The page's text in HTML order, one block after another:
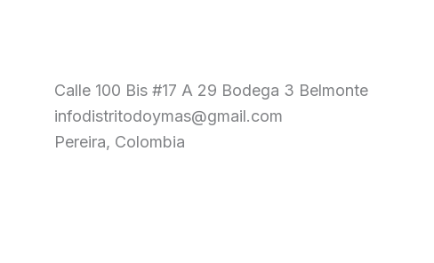
Calle 100 Bis #17 A 29 Bodega 3 Belmonte
infodistritodoymas@gmail.com
Pereira, Colombia